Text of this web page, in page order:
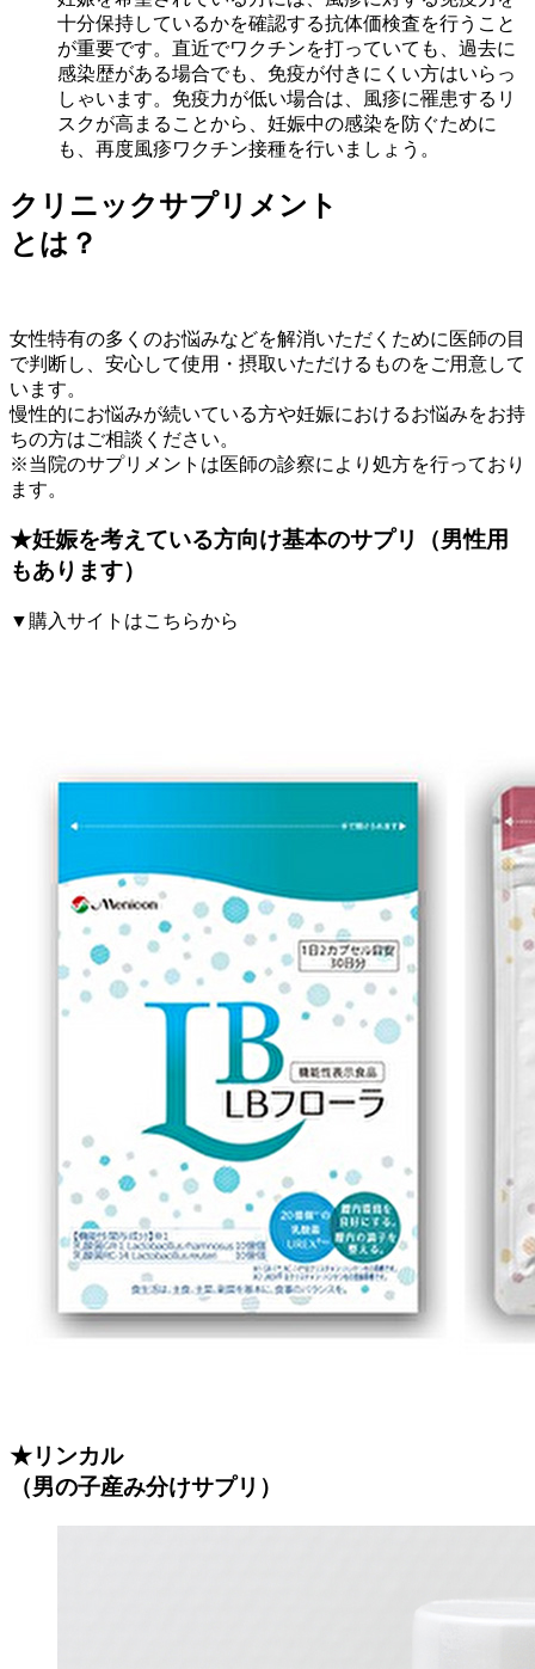
十分保持しているかを確認する抗体価検査を行うこと
が重要です。直近でワクチンを打っていても、過去に
感染歴がある場合でも、免疫が付きにくい方はいらっ
しゃいます。免疫力が低い場合は、風疹に罹患するリ
スクが高まることから、妊娠中の感染を防ぐために
も、再度風疹ワクチン接種を行いましょう。
クリニックサプリメント
とは？
女性特有の多くのお悩みなどを解消いただくために医師の目
で判断し、安心して使用・摂取いただけるものをご用意して
います。
慢性的にお悩みが続いている方や妊娠におけるお悩みをお持
ちの方はご相談ください。
※当院のサプリメントは医師の診察により処方を行っており
ます。
★妊娠を考えている方向け基本のサプリ（男性用
もあります）
▼購入サイトはこちらから
★リンカル
（男の子産み分けサプリ）